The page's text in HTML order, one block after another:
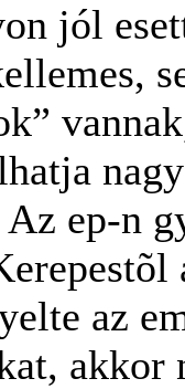
jól
ep-n
az
akkor